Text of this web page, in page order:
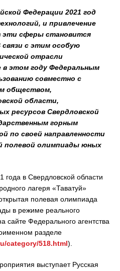
Федерации 2021 год
и привлечение
эти сферы становится
с этим особую
отрасли
этом году Федеральным
совместно с
обществом,
области,
ресурсов Свердловской
горным
по своей направленности
полевой олимпиады юных
года в Свердловской области
лагеря «Таватуй»
полевая олимпиада
в режиме реального
сайте Федерального агентства
разделе
category/518.html).
выступает Русская